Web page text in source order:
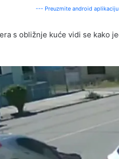
--- Preuzmite android
s obližnje kuće vidi se kako